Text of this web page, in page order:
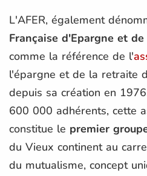
L'AFER, également
Française d'Epargne et
comme la référence de l'
l'épargne et de la retraite
depuis sa création en
600 000 adhérents, cette
constitue le premier
du Vieux continent au
du mutualisme, concept